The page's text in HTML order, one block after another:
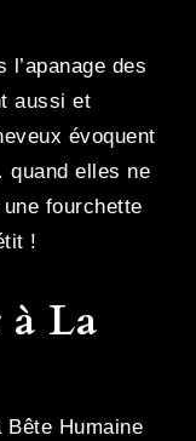
l’apanage des
aussi et
évoquent
elles ne
fourchette
!
La
Bête Humaine